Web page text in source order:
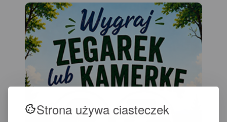
Strona używa ciasteczek
kilometraż rzeki oraz obiekty
istotne dla kajakarza takie
jak miejsca niebezpieczne,
przeszkody na trasie spływu,
pola biwakowe.
Mapa jest zorientowana
zgodnie z kierunkiem
płynięcia.